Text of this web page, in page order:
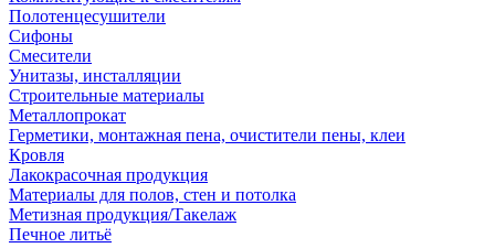
Полотенцесушители
Сифоны
Смесители
Унитазы, инсталляции
Строительные материалы
Металлопрокат
Герметики, монтажная пена, очистители пены, клеи
Кровля
Лакокрасочная продукция
Материалы для полов, стен и потолка
Метизная продукция/Такелаж
Печное литьё